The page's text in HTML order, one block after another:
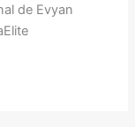
de Evyan